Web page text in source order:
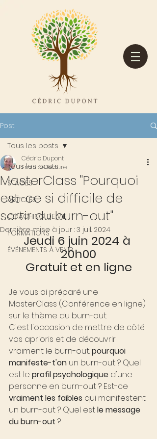
Post
Tous les posts
STAGES
ARTICLES
COACHING DE VIE
FORMATIONS
ÉVÉNEMENTS À VENIR
Tous les posts
MasterClass "Pourquoi
est-ce si difficile de
sortir du burn-out"
Cédric Dupont
1 min de lecture
Dernière mise à jour : 3 juil. 2024
Jeudi 6 juin 2024 à
20h00
Gratuit et en ligne
Je vous ai préparé une
MasterClass (Conférence en ligne)
sur le thème du burn-out.
C'est l'occasion de mettre de côté
vos aprioris et de découvrir
vraiment le burn-out: pourquoi
manifeste-t'on un burn-out ? Quel
est le profil psychologique d'une
personne en burn-out ? Est-ce
vraiment les faibles qui manifestent
un burn-out ? Quel est le message
du burn-out ?